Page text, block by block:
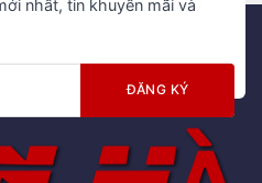
nhất, tin khuyến mãi và